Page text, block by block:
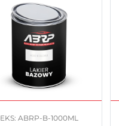
ABRP-B-1000ML